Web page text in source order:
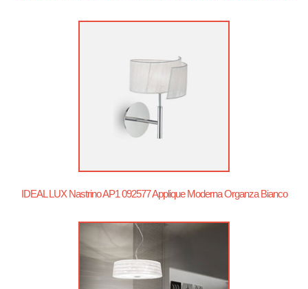
IDEAL LUX Nastrino AP1 092577 Applique Moderna Organza Bianco